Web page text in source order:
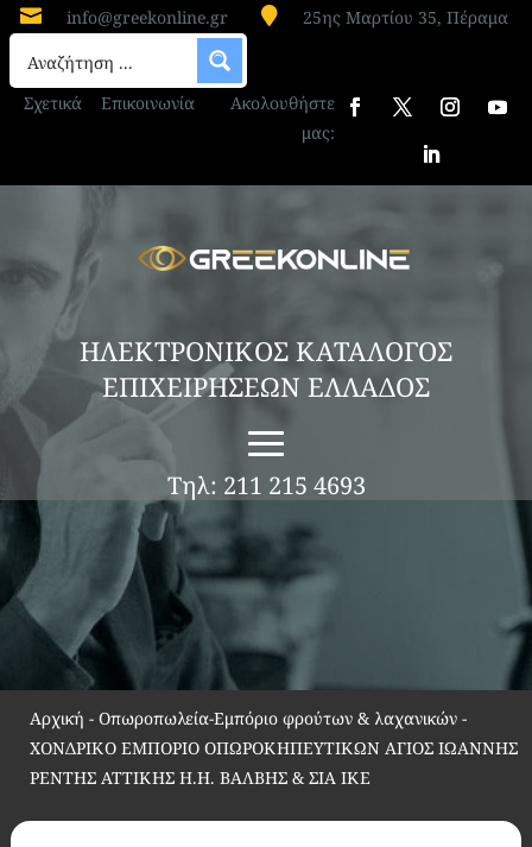
 info@greekonline.gr  25ης Μαρτίου 35, Πέραμα
Σχετικά Επικοινωνία
Ακολουθήστε
μας:
ΗΛΕΚΤΡΟΝΙΚΟΣ ΚΑΤΑΛΟΓΟΣ
ΕΠΙΧΕΙΡΗΣΕΩΝ ΕΛΛΑΔΟΣ
Τηλ: 211 215 4693
Αρχική - Οπωροπωλεία-Εμπόριο φρούτων & λαχανικών-
ΧΟΝΔΡΙΚΟ ΕΜΠΟΡΙΟ ΟΠΩΡΟΚΗΠΕΥΤΙΚΩΝ ΑΓΙΟΣ ΙΩΑΝΝΗΣ
ΡΕΝΤΗΣ ΑΤΤΙΚΗΣ Η.Η. ΒΑΛΒΗΣ & ΣΙΑ ΙΚΕ